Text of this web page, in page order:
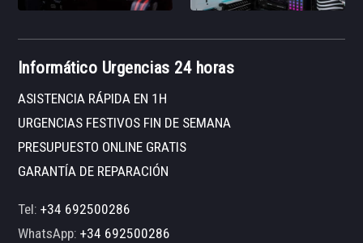
Informático Urgencias 24 horas
ASISTENCIA RÁPIDA EN 1H
URGENCIAS FESTIVOS FIN DE SEMANA
PRESUPUESTO ONLINE GRATIS
GARANTÍA DE REPARACIÓN
Tel:+34 692500286
WhatsApp:+34 692500286